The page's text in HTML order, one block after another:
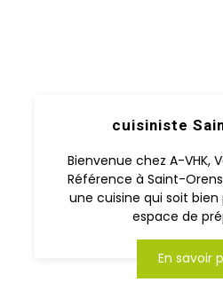
cuisiniste
Bienvenue chez A-VHK,
Référence à Saint-
une cuisine qui soit
espace de
En savoir